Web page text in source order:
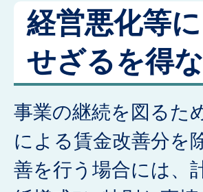
経営悪化等
せざるを得
事業の継続を図るた
による賃金改善分を
善を行う場合には、